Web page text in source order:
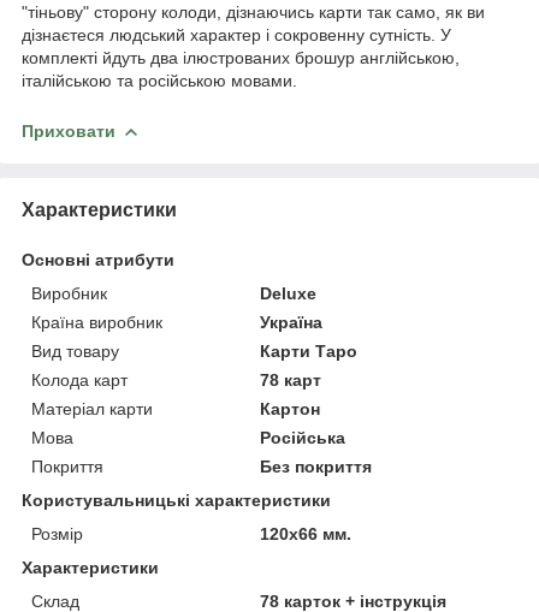
"тіньову" сторону колоди, дізнаючись карти так само, як ви
дізнаєтеся людський характер і сокровенну сутність. У
комплекті йдуть два ілюстрованих брошур англійською,
італійською та російською мовами.
Приховати
Характеристики
Основні атрибути
Виробник
Deluxe
Країна виробник
Україна
Вид товару
Карти Таро
Колода карт
78 карт
Матеріал карти
Картон
Мова
Російська
Покриття
Без покриття
Користувальницькі характеристики
Розмір
120х66 мм.
Характеристики
Склад
78 карток + інструкція